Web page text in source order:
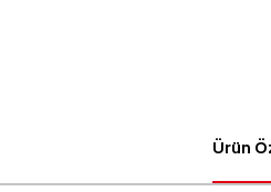
Ürün